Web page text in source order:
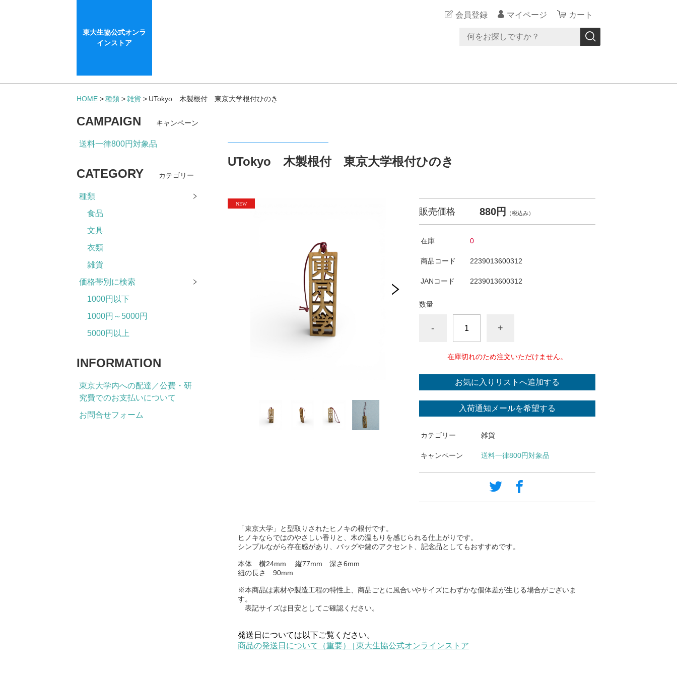
東大生協公式オンラ
インストア
会員登録 マイページ カート
HOME 種類 雑貨 UTokyo 木製根付 東京大学根付ひのき
UTokyo 木製根付 東京大学根付ひのき
販売価格 880円 （税込み）
在庫 0
商品コード 2239013600312
JANコード 2239013600312
数量
- +
在庫切れのため注文いただけません。
お気に入りリストへ追加する
入荷通知メールを希望する
カテゴリー 雑貨
キャンペーン 送料一律800円対象品
「東京大学」と型取りされたヒノキの根付です。
ヒノキならではのやさしい香りと、木の温もりを感じられる仕上がりです。
シンプルながら存在感があり、バッグや鍵のアクセント、記念品としてもおすすめです。
本体 横24mm 縦77mm 深さ6mm
紐の長さ 90mm
※本商品は素材や製造工程の特性上、商品ごとに風合いやサイズにわずかな個体差が生じる場合がございま
す。
表記サイズは目安としてご確認ください。
発送日については以下ご覧ください。
商品の発送日について（重要） | 東大生協公式オンラインストア
CAMPAIGN キャンペーン
送料一律800円対象品
CATEGORY カテゴリー
種類
食品
文具
衣類
雑貨
価格帯別に検索
1000円以下
1000円～5000円
5000円以上
INFORMATION
東京大学内への配達／公費・研
究費でのお支払いについて
お問合せフォーム